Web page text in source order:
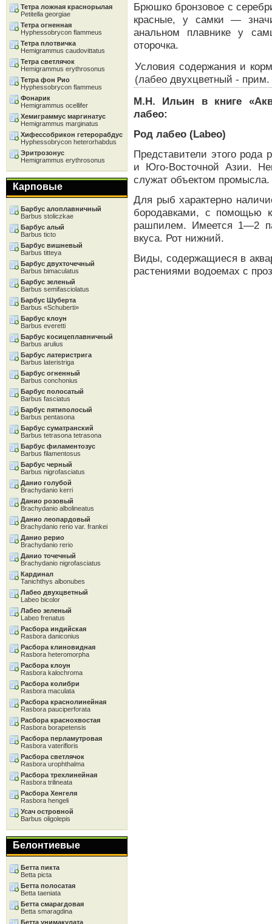
Брюшко бронзовое с
красные, у самки —
анальном плавнике у
оторочка.
Условия содержания и
(лабео двухцветный -
М.Н. Ильин в книге
лабео:
Род лабео (Labeo)
Представители этого
и Юго-Восточной Азии.
служат объектом
Для рыб характерно
бородавками, с помощью
рашпилем. Имеется 1—2
вкуса. Рот нижний.
Виды, содержащиеся в
растениями водоемах с
Тетра ложная краснорылая
Petitella georgiae
Тетра огненная
Hyphessobrycon flammeus
Тетра плотвичка
Hemigrammus caudovittatus
Тетра светлячок
Hemigrammus erythrosonus
Тетра фон Рио
Hyphessobrycon flammeus
Фонарик
Hemigrammus ocellifer
Хемиграммус маргинатус
Hemigrammus marginatus
Хифессобрикон гетерорабдус
Hyphessobrycon heterorhabdus
Эритрозонус
Hemigrammus erythrosonus
Карповые
Барбус алоплавничный
Barbus stoliczkae
Барбус алый
Barbus ticto
Барбус вишневый
Barbus titteya
Барбус двухточечный
Barbus bimaculatus
Барбус зеленый
Barbus semifasciolatus
Барбус Шуберта
Barbus «Schuberti»
Барбус клоун
Barbus everetti
Барбус косицеплавничный
Barbus arulius
Барбус латеристрига
Barbus lateristriga
Барбус огненный
Barbus conchonius
Барбус полосатый
Barbus fasciatus
Барбус пятиполосый
Barbus pentasona
Барбус суматранский
Barbus tetrasona tetrasona
Барбус филаментозус
Barbus filamentosus
Барбус черный
Barbus nigrofasciatus
Данио голубой
Brachydanio kerri
Данио розовый
Brachydanio albolineatus
Данио леопардовый
Brachydanio rerio var. frankei
Данио рерио
Brachydanio rerio
Данио точечный
Brachydanio nigrofasciatus
Кардинал
Tanichthys albonubes
Лабео двухцветный
Labeo bicolor
Лабео зеленый
Labeo frenatus
Расбора индийская
Rasbora daniconius
Расбора клиновидная
Rasbora heteromorpha
Расбора клоун
Rasbora kalochroma
Расбора колибри
Rasbora maculata
Расбора краснолинейная
Rasbora pauciperforata
Расбора краснохвостая
Rasbora borapetensis
Расбора перламутровая
Rasbora vaterifloris
Расбора светлячок
Rasbora urophthalma
Расбора трехлинейная
Rasbora trilineata
Расбора Хенгеля
Rasbora hengeli
Усач островной
Barbus oligolepis
Белонтиевые
Бетта пикта
Betta picta
Бетта полосатая
Betta taeniata
Бетта смарагдовая
Betta smaragdina
Бетта унимакулата